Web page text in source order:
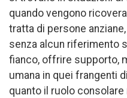
quando vengono
tratta di persone
senza alcun riferimento
fianco, offrire supporto,
umana in quei frangenti
quanto il ruolo